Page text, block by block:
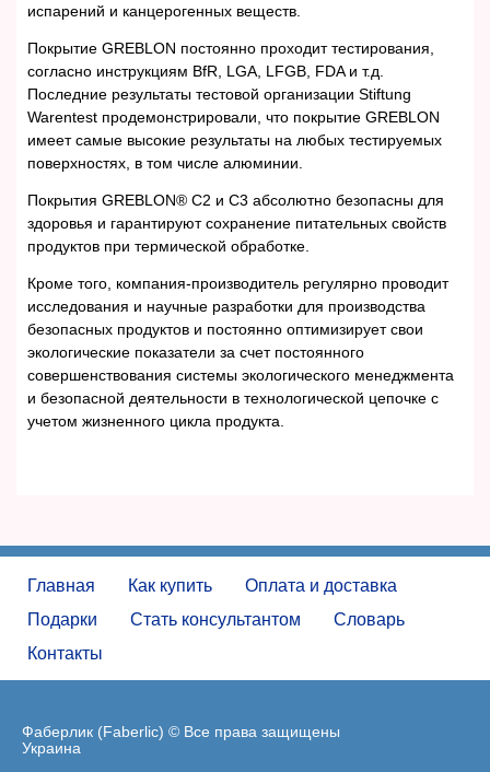
испарений и канцерогенных веществ.
Покрытие GREBLON постоянно проходит тестирования,
согласно инструкциям BfR, LGA, LFGB, FDA и т.д.
Последние результаты тестовой организации Stiftung
Warentest продемонстрировали, что покрытие GREBLON
имеет самые высокие результаты на любых тестируемых
поверхностях, в том числе алюминии.
Покрытия GREBLON® С2 и C3 абсолютно безопасны для
здоровья и гарантируют сохранение питательных свойств
продуктов при термической обработке.
Кроме того, компания-производитель регулярно проводит
исследования и научные разработки для производства
безопасных продуктов и постоянно оптимизирует свои
экологические показатели за счет постоянного
совершенствования системы экологического менеджмента
и безопасной деятельности в технологической цепочке с
учетом жизненного цикла продукта.
Главная Как купить
Оплата и доставка
Подарки
Стать консультантом
Словарь
Контакты
Фаберлик (Faberlic) © Все права защищены
Украина